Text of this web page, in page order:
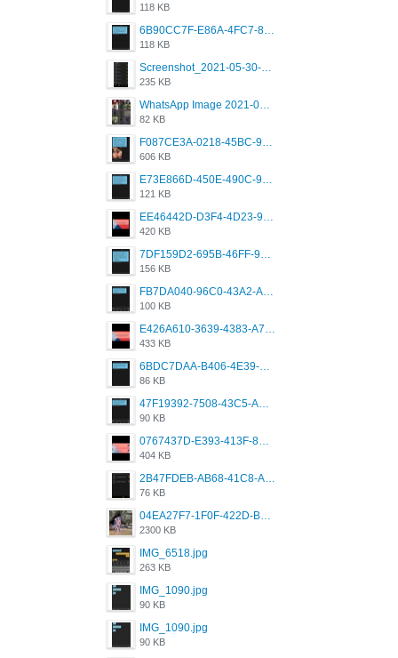
118 KB
6B90CC7F-E86A-4FC7-8080-9232C92AC6DB.png
118 KB
Screenshot_2021-05-30-13-42-08-931_com.grindrapp.android.jpg
235 KB
WhatsApp Image 2021-05-18 at 18.59.02.jpeg
82 KB
F087CE3A-0218-45BC-988C-C6FE773580D7.png
606 KB
E73E866D-450E-490C-9B24-967DB5695A36.png
121 KB
EE46442D-D3F4-4D23-96BE-084CC459FC8E.png
420 KB
7DF159D2-695B-46FF-920D-F5563F130CE0.png
156 KB
FB7DA040-96C0-43A2-AD40-D53B0579351A.png
100 KB
E426A610-3639-4383-A7D7-C087D81557EF.png
433 KB
6BDC7DAA-B406-4E39-9CB1-07F90ABD4E77.png
86 KB
47F19392-7508-43C5-AB3A-B7CEF431CF8E.png
90 KB
0767437D-E393-413F-8E32-987A4133A001.png
404 KB
2B47FDEB-AB68-41C8-A80C-5E424F7D88C2.png
76 KB
04EA27F7-1F0F-422D-B5B0-BCC0C6A6CC83.jpeg
2300 KB
IMG_6518.jpg
263 KB
IMG_1090.jpg
90 KB
IMG_1090.jpg
90 KB